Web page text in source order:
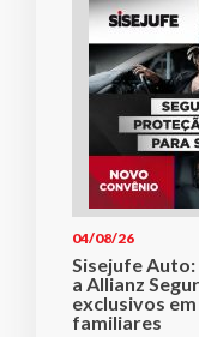
04/08/26
Sisejufe
a Allianz
exclusivos
familiares